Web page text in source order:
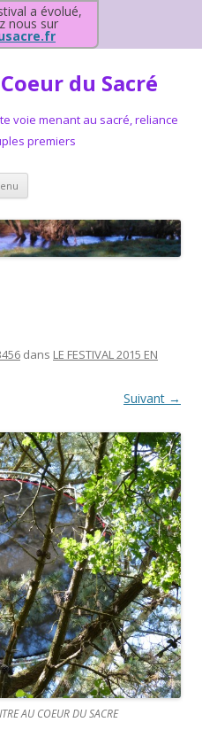
a évolué,
nous sur
du Sacré
voie menant au sacré, reliance
premiers
Aller au contenu principal
dans LE FESTIVAL 2015 EN
Suivant →
AU COEUR DU SACRE